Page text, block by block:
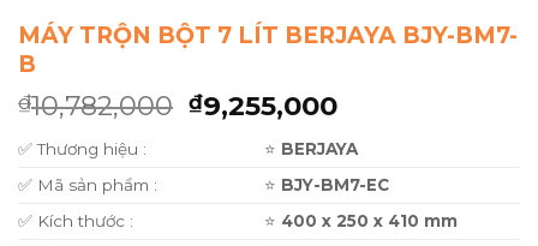
MÁY TRỘN BỘT 7 LÍT BERJAYA BJY-BM7-
B
₫10,782,000 ₫9,255,000
✅ Thương hiệu : ⭐ BERJAYA
✅ Mã sản phẩm :
⭐ BJY-BM7-EC
✅ Kích thước :
⭐ 400 x 250 x 410 mm